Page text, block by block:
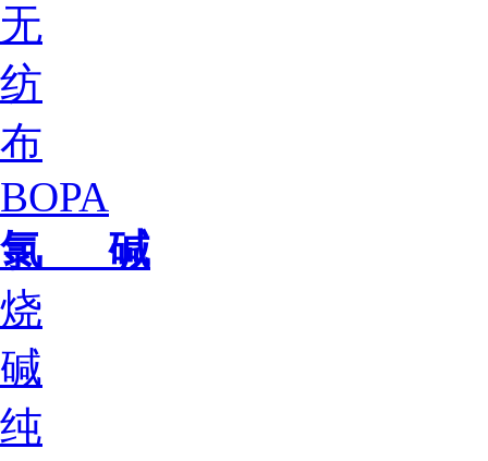
无
纺
布
BOPA
氯 碱
烧
碱
纯